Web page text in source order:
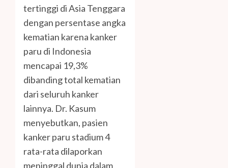
tertinggi di Asia Tenggara
dengan persentase angka
kematian karena kanker
paru di Indonesia
mencapai 19,3%
dibanding total kematian
dari seluruh kanker
lainnya. Dr. Kasum
menyebutkan, pasien
kanker paru stadium 4
rata-rata dilaporkan
meninggal dunia dalam